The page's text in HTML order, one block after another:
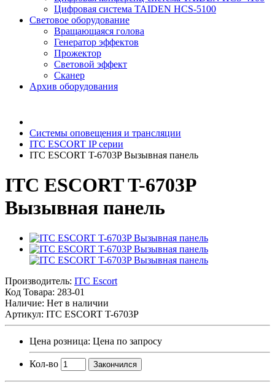
Цифровая система TAIDEN HCS-5100
Световое оборудование
Вращающаяся голова
Генератор эффектов
Прожектор
Световой эффект
Сканер
Архив оборудования
Системы оповещения и трансляции
ITC ESCORT IP серии
ITC ESCORT T-6703P Вызывная панель
ITC ESCORT T-6703P
Вызывная панель
Производитель: ITC Escort
Код Товара: 283-01
Наличие: Нет в наличии
Артикул: ITC ESCORT T-6703P
Цена розница: Цена по запросу
Кол-во Закончился